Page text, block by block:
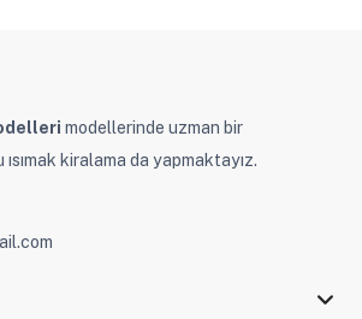
modellerinde uzman bir
kiralama da yapmaktayız.